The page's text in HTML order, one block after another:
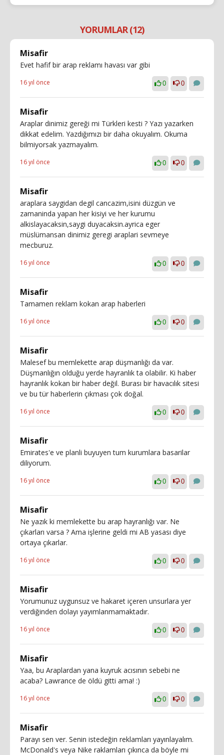
YORUMLAR (12)
Misafir
Evet hafif bir arap reklamı havası var gibi
16 yıl önce 0 0
Misafir
Araplar dinimiz gereği mi Türkleri kesti ? Yazı yazarken
dikkat edelim. Yazdığımızı bir daha okuyalım. Okuma
bilmiyorsak yazmayalım.
16 yıl önce 0 0
Misafir
araplara saygidan degil cancazim,isini düzgün ve
zamaninda yapan her kisiyi ve her kurumu
alkislayacaksin,saygi duyacaksin.ayrica eger
müslümansan dinimiz geregi araplari sevmeye
mecburuz.
16 yıl önce 0 0
Misafir
Tamamen reklam kokan arap haberleri
16 yıl önce 0 0
Misafir
Malesef bu memlekette arap düşmanlığı da var.
Düşmanlığın olduğu yerde hayranlık ta olabilir. Ki haber
hayranlık kokan bir haber değil. Burası bir havacılık sitesi
ve bu tür haberlerin çıkması çok doğal.
16 yıl önce 0 0
Misafir
Emirates'e ve planli buyuyen tum kurumlara basarilar
diliyorum.
16 yıl önce 0 0
Misafir
Ne yazık ki memlekette bu arap hayranlığı var. Ne
çıkarları varsa ? Ama işlerine geldi mi AB yasası diye
ortaya çıkarlar.
16 yıl önce 0 0
Misafir
Yorumunuz uygunsuz ve hakaret içeren unsurlara yer
verdiğinden dolayı yayımlanmamaktadır.
16 yıl önce 0 0
Misafir
Yaa, bu Araplardan yana kuyruk acısının sebebi ne
acaba? Lawrance de öldü gitti ama! :)
16 yıl önce 0 0
Misafir
Parayı sen ver. Senin istedeğin reklamları yayınlayalım.
McDonald's veya Nike raklamları çıkınca da böyle mi